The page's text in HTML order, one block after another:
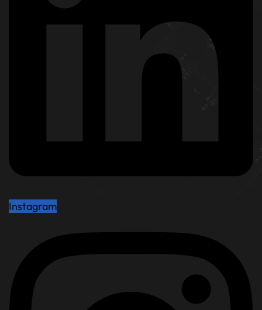
Instagram